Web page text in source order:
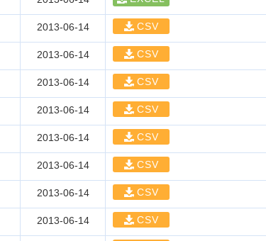
2013-06-14 CSV
2013-06-14 CSV
2013-06-14 CSV
2013-06-14 CSV
2013-06-14 CSV
2013-06-14 CSV
2013-06-14 CSV
2013-06-14 CSV